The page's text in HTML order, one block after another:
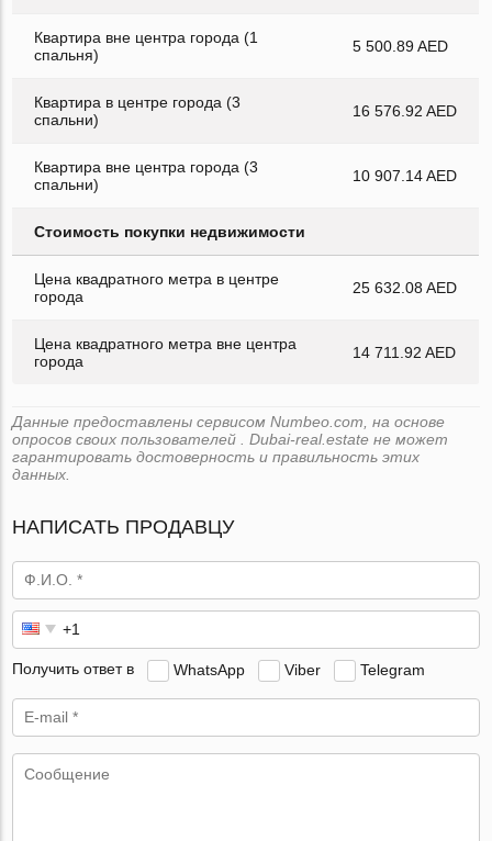
Квартира вне центра города (1
спальня)
5 500.89 AED
Квартира в центре города (3
спальни)
16 576.92 AED
Квартира вне центра города (3
спальни)
10 907.14 AED
Стоимость покупки недвижимости
Цена квадратного метра в центре
города
25 632.08 AED
Цена квадратного метра вне центра
города
14 711.92 AED
Данные предоставлены сервисом Numbeo.com, на основе
опросов своих пользователей . Dubai-real.estate не может
гарантировать достоверность и правильность этих
данных.
НАПИСАТЬ ПРОДАВЦУ
Получить ответ в WhatsApp Viber Telegram